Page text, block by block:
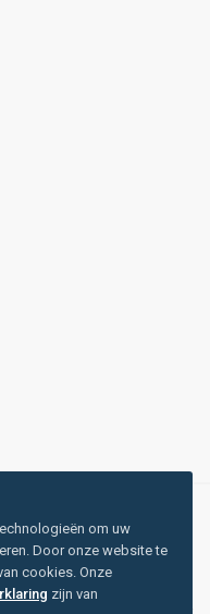
doorom uw
Door onze website te
cookies. Onze
zijn van